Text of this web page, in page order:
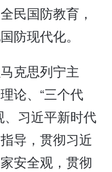
民国防教育，
防现代化。
克思列宁主
论、“三个代
、习近平新时代
导，贯彻习近
安全观，贯彻